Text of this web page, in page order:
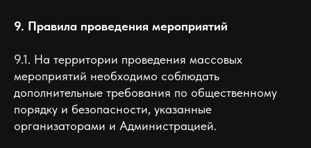
9. Правила проведения мероприятий
9.1. На территории проведения массовых
мероприятий необходимо соблюдать
дополнительные требования по общественному
порядку и безопасности, указанные
организаторами и Администрацией.